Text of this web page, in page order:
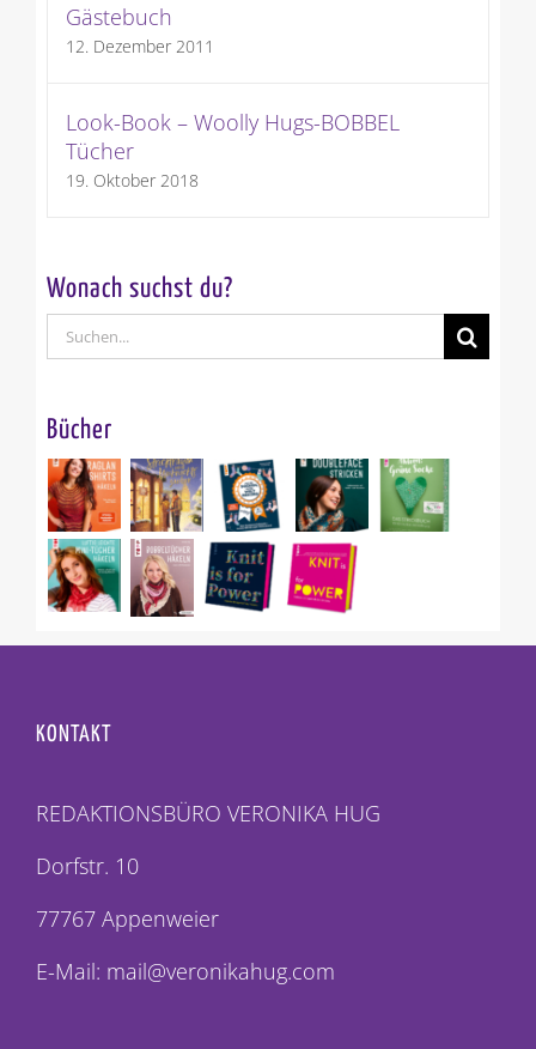
Gästebuch
12. Dezember 2011
Look-Book – Woolly Hugs-BOBBEL
Tücher
19. Oktober 2018
Wonach suchst du?
Suche
nach:
Bücher
KONTAKT
REDAKTIONSBÜRO VERONIKA HUG
Dorfstr. 10
77767 Appenweier
E-Mail: mail@veronikahug.com